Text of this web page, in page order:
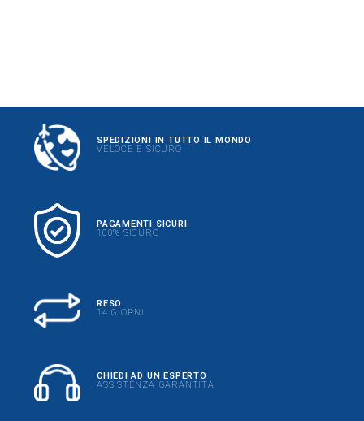
SPEDIZIONI IN TUTTO IL MONDO
VELOCE E SICURO
PAGAMENTI SICURI
100% SICURO
RESO
14 GIORNI
CHIEDI AD UN ESPERTO
ASSISTENZA GARANTITA